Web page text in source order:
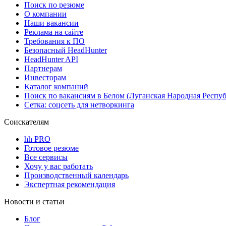
Поиск по резюме
О компании
Наши вакансии
Реклама на сайте
Требования к ПО
Безопасный HeadHunter
HeadHunter API
Партнерам
Инвесторам
Каталог компаний
Поиск по вакансиям в Белом (Луганская Народная
Сетка: соцсеть для нетворкинга
Соискателям
hh PRO
Готовое резюме
Все сервисы
Хочу у вас работать
Производственный календарь
Экспертная рекомендация
Новости и статьи
Блог